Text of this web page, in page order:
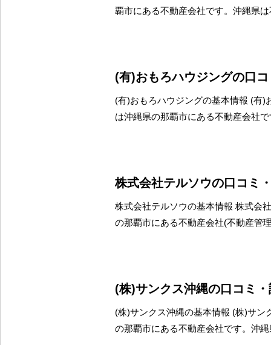
覇市にある不動産会社です。沖縄県
(有)おもろハウジングの口
(有)おもろハウジングの基本情報 (有)
は沖縄県の那覇市にある不動産会社
株式会社テルソウの口コミ
株式会社テルソウの基本情報 株式会
の那覇市にある不動産会社(不動産管
(株)サンクス沖縄の口コミ
(株)サンクス沖縄の基本情報 (株)サン
の那覇市にある不動産会社です。沖